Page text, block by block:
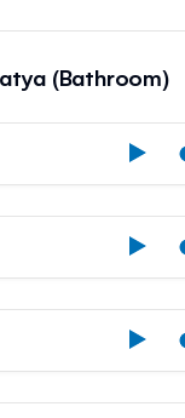
(Bathroom)
Play
Play
Play